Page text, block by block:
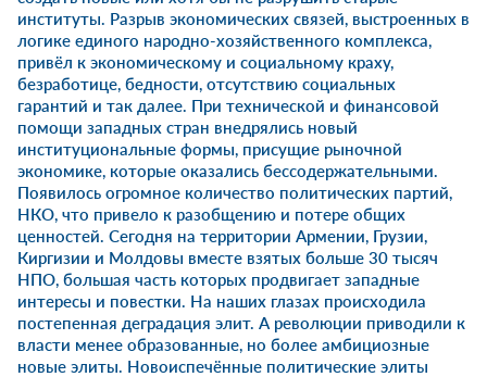
институты. Разрыв экономических связей, выстроенных в
логике единого народно-хозяйственного комплекса,
привёл к экономическому и социальному краху,
безработице, бедности, отсутствию социальных
гарантий и так далее. При технической и финансовой
помощи западных стран внедрялись новый
институциональные формы, присущие рыночной
экономике, которые оказались бессодержательными.
Появилось огромное количество политических партий,
НКО, что привело к разобщению и потере общих
ценностей. Сегодня на территории Армении, Грузии,
Киргизии и Молдовы вместе взятых больше 30 тысяч
НПО, большая часть которых продвигает западные
интересы и повестки. На наших глазах происходила
постепенная деградация элит. А революции приводили к
власти менее образованные, но более амбициозные
новые элиты. Новоиспечённые политические элиты